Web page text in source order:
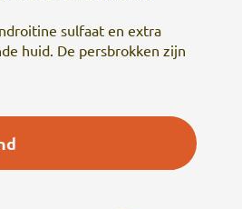
sulfaat en extra
huid. De persbrokken zijn